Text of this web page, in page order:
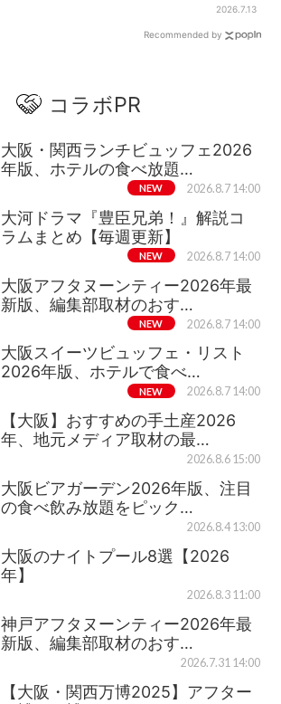
2026.7.13
Recommended by
コラボPR
大阪・関西ランチビュッフェ2026
年版、ホテルの食べ放題…
NEW 2026.8.7 14:00
大河ドラマ『豊臣兄弟！』解説コ
ラムまとめ【毎週更新】
NEW 2026.8.7 14:00
大阪アフタヌーンティー2026年最
新版、編集部取材のおす…
NEW 2026.8.7 14:00
大阪スイーツビュッフェ・リスト
2026年版、ホテルで食べ…
NEW 2026.8.7 14:00
【大阪】おすすめの手土産2026
年、地元メディア取材の最…
2026.8.6 15:00
大阪ビアガーデン2026年版、注目
の食べ飲み放題をピック…
2026.8.4 13:00
大阪のナイトプール8選【2026
年】
2026.8.3 11:00
神戸アフタヌーンティー2026年最
新版、編集部取材のおす…
2026.7.31 14:00
【大阪・関西万博2025】アフター